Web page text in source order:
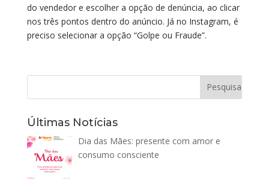
do vendedor e escolher a opção de denúncia, ao clicar
nos três pontos dentro do anúncio. Já no Instagram, é
preciso selecionar a opção “Golpe ou Fraude”.
Últimas Notícias
Dia das Mães: presente com amor e
consumo consciente